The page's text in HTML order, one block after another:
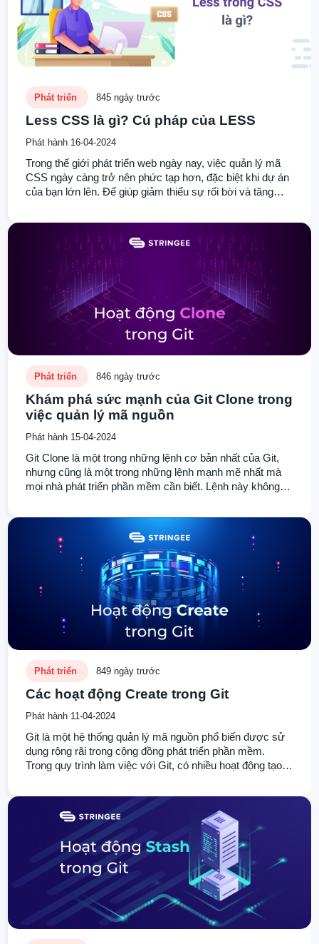
Phát triển 845 ngày trước
Less CSS là gì? Cú pháp của LESS
Phát hành 16-04-2024
Trong thế giới phát triển web ngày nay, việc quản lý mã
CSS ngày càng trở nên phức tạp hơn, đặc biệt khi dự án
của bạn lớn lên. Để giúp giảm thiểu sự rối bời và tăng
mẽ cho các nhà phát triển web. Trong bài viết
này, Stringee sẽ cung cấp thông tin giúp bạn tìm hiểu về
Less CSS và cách bắt đầu sử dụng nó để cải thiện quy
trình thiết kế web của mình.
Phát triển 846 ngày trước
Khám phá sức mạnh của Git Clone trong
việc quản lý mã nguồn
Phát hành 15-04-2024
Git Clone là một trong những lệnh cơ bản nhất của Git,
nhưng cũng là một trong những lệnh mạnh mẽ nhất mà
mọi nhà phát triển phần mềm cần biết. Lệnh này không
bộ mà còn giữ nguyên toàn bộ lịch sử của nó, bao gồm
này, Stringee sẽ giúp bạn tìm hiểu thêm về câu lệnh phổ
biến trong hệ thống Git mà mọi lập trình viên phải biết
Phát triển 849 ngày trước
Các hoạt động Create trong Git
Phát hành 11-04-2024
Git là một hệ thống quản lý mã nguồn phổ biến được sử
dụng rộng rãi trong cộng đồng phát triển phần mềm.
Trong quy trình làm việc với Git, có nhiều hoạt động tạo
của mình. Trong bài viết này, chúng ta sẽ đi sâu hơn vào
các hoạt động này, cung cấp các ví dụ cụ thể và hướng
dẫn chi tiết. Từ đó, đưa ra được góc nhìn bao quát nhất
cho Các hoạt động Create trong Git.